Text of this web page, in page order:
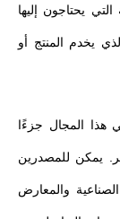
يحتاجون إليها
يخدم المنتج أو
هذا المجال جزءًا
يمكن للمصدرين
والمعارض